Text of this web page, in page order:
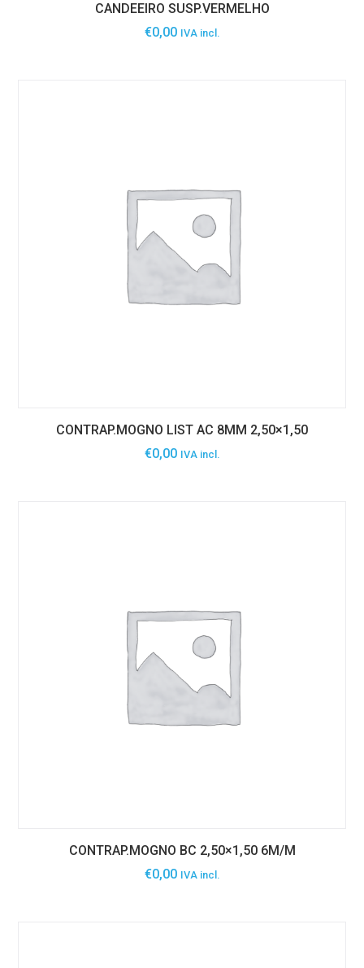
CANDEEIRO SUSP.VERMELHO
€0,00 IVA incl.
CONTRAP.MOGNO LIST AC 8MM 2,50×1,50
€0,00 IVA incl.
CONTRAP.MOGNO BC 2,50×1,50 6M/M
€0,00 IVA incl.